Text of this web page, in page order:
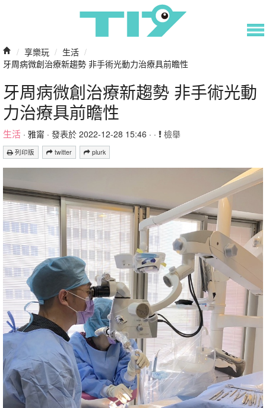
/ 享樂玩 / 生活 /
牙周病微創治療新趨勢 非手術光動力治療具前瞻性
牙周病微創治療新趨勢 非手術光動
力治療具前瞻性
生活 · 雅甯 · 發表於 2022-12-28 15:46 · · 檢舉
列印版 twitter plurk